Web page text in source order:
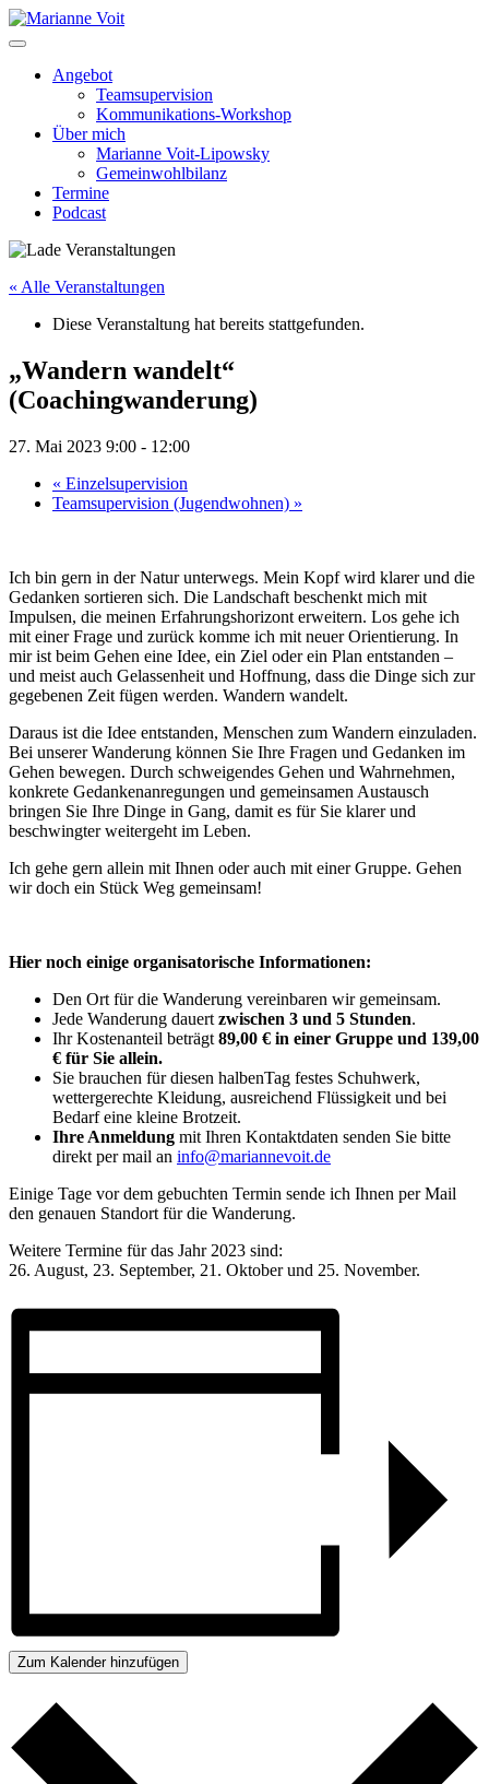
Skip
to
Angebot
Teamsupervision
Kommunikations-Workshop
Über mich
Marianne Voit-Lipowsky
Gemeinwohlbilanz
Termine
Podcast
« Alle Veranstaltungen
Diese Veranstaltung hat bereits stattgefunden.
„Wandern wandelt“
(Coachingwanderung)
27. Mai 2023 9:00 - 12:00
« Einzelsupervision
Teamsupervision (Jugendwohnen) »
Ich bin gern in der Natur unterwegs. Mein Kopf wird klarer und die
Gedanken sortieren sich. Die Landschaft beschenkt mich mit
Impulsen, die meinen Erfahrungshorizont erweitern. Los gehe ich
mit einer Frage und zurück komme ich mit neuer Orientierung. In
mir ist beim Gehen eine Idee, ein Ziel oder ein Plan entstanden –
und meist auch Gelassenheit und Hoffnung, dass die Dinge sich zur
gegebenen Zeit fügen werden. Wandern wandelt.
Daraus ist die Idee entstanden, Menschen zum Wandern einzuladen.
Bei unserer Wanderung können Sie Ihre Fragen und Gedanken im
Gehen bewegen. Durch schweigendes Gehen und Wahrnehmen,
konkrete Gedankenanregungen und gemeinsamen Austausch
bringen Sie Ihre Dinge in Gang, damit es für Sie klarer und
beschwingter weitergeht im Leben.
Ich gehe gern allein mit Ihnen oder auch mit einer Gruppe. Gehen
wir doch ein Stück Weg gemeinsam!
Hier noch einige organisatorische Informationen:
Den Ort für die Wanderung vereinbaren wir gemeinsam.
Jede Wanderung dauert zwischen 3 und 5 Stunden.
Ihr Kostenanteil beträgt 89,00 € in einer Gruppe und 139,00
€ für Sie allein.
Sie brauchen für diesen halbenTag festes Schuhwerk,
wettergerechte Kleidung, ausreichend Flüssigkeit und bei
Bedarf eine kleine Brotzeit.
Ihre Anmeldung mit Ihren Kontaktdaten senden Sie bitte
direkt per mail an info@mariannevoit.de
Einige Tage vor dem gebuchten Termin sende ich Ihnen per Mail
den genauen Standort für die Wanderung.
Weitere Termine für das Jahr 2023 sind:
26. August, 23. September, 21. Oktober und 25. November.
Zum Kalender hinzufügen